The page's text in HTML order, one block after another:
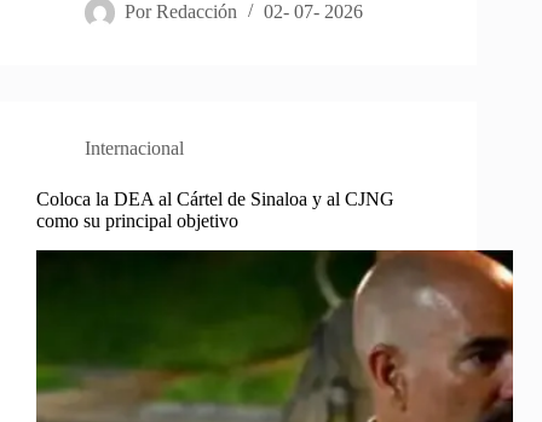
Por Redacción 02- 07- 2026
Internacional
Coloca la DEA al Cártel de Sinaloa y al CJNG
como su principal objetivo